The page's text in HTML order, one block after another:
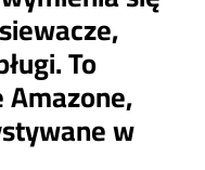
To
w